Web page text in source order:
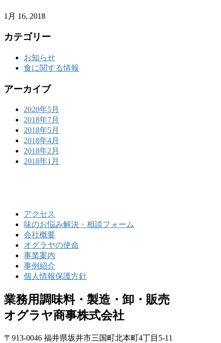
1月 16, 2018
カテゴリー
お知らせ
食に関する情報
アーカイブ
2020年5月
2018年7月
2018年5月
2018年4月
2018年2月
2018年1月
アクセス
味のお悩み解決・相談フォーム
会社概要
オグラヤの使命
事業案内
事例紹介
個人情報保護方針
業務用調味料・製造・卸・販売
オグラヤ商事株式会社
〒913-0046 福井県坂井市三国町北本町4丁目5-11